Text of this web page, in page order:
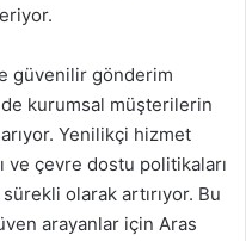
güvenilir gönderim
kurumsal müşterilerin
Yenilikçi hizmet
ve çevre dostu politikaları
olarak artırıyor. Bu
arayanlar için Aras